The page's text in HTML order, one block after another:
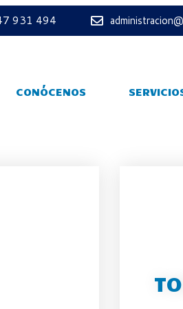
931 494
CONÓCENOS